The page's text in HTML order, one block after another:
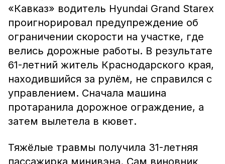
«Кавказ» водитель Hyundai Grand Starex
проигнорировал предупреждение об
ограничении скорости на участке, где
велись дорожные работы. В результате
61-летний житель Краснодарского края,
находившийся за рулём, не справился с
управлением. Сначала машина
протаранила дорожное ограждение, а
затем вылетела в кювет.
Тяжёлые травмы получила 31-летняя
пассажирка минивэна. Сам виновник